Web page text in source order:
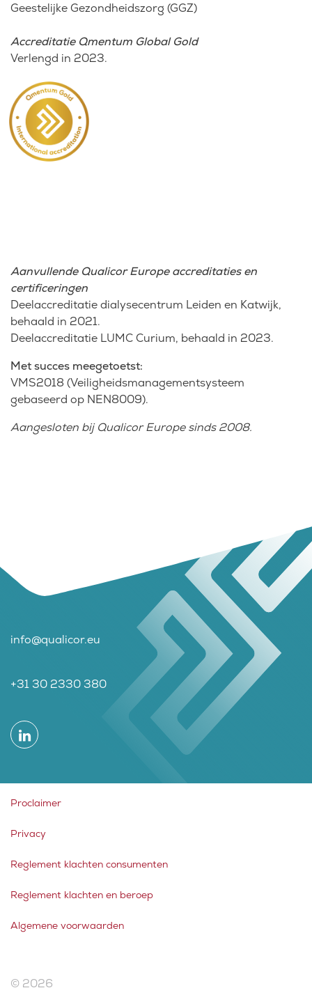
Geestelijke Gezondheidszorg (GGZ)
Accreditatie Qmentum Global Gold
Verlengd in 2023.
Aanvullende Qualicor Europe accreditaties en
certificeringen
Deelaccreditatie dialysecentrum Leiden en Katwijk,
behaald in 2021.
Deelaccreditatie LUMC Curium, behaald in 2023.
Met succes meegetoetst:
VMS2018 (Veiligheidsmanagementsysteem
gebaseerd op NEN8009).
Aangesloten bij Qualicor Europe sinds 2008.
info@qualicor.eu
+31 30 2330 380
Proclaimer
Privacy
Reglement klachten consumenten
Reglement klachten en beroep
Algemene voorwaarden
© 2026